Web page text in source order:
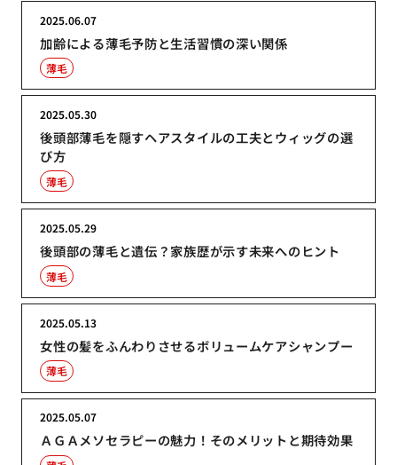
加齢による薄毛予防と生活習慣の深い関係
2025.06.07
薄毛
後頭部薄毛を隠すヘアスタイルの工夫とウィッグの選
び方
2025.05.30
薄毛
後頭部の薄毛と遺伝？家族歴が示す未来へのヒント
2025.05.29
薄毛
女性の髪をふんわりさせるボリュームケアシャンプー
2025.05.13
薄毛
ＡＧＡメソセラピーの魅力！そのメリットと期待効果
2025.05.07